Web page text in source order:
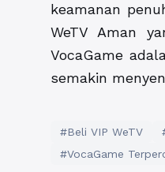
keamanan
WeTV Aman
VocaGame
semakin
#Beli VIP WeTV
#VocaGame